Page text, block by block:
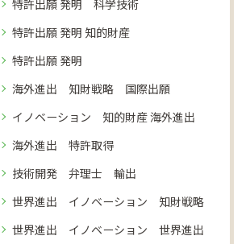
特許出願 発明 科学技術
特許出願 発明 知的財産
特許出願 発明
海外進出 知財戦略 国際出願
イノベーション 知的財産 海外進出
海外進出 特許取得
技術開発 弁理士 輸出
世界進出 イノベーション 知財戦略
世界進出 イノベーション 世界進出